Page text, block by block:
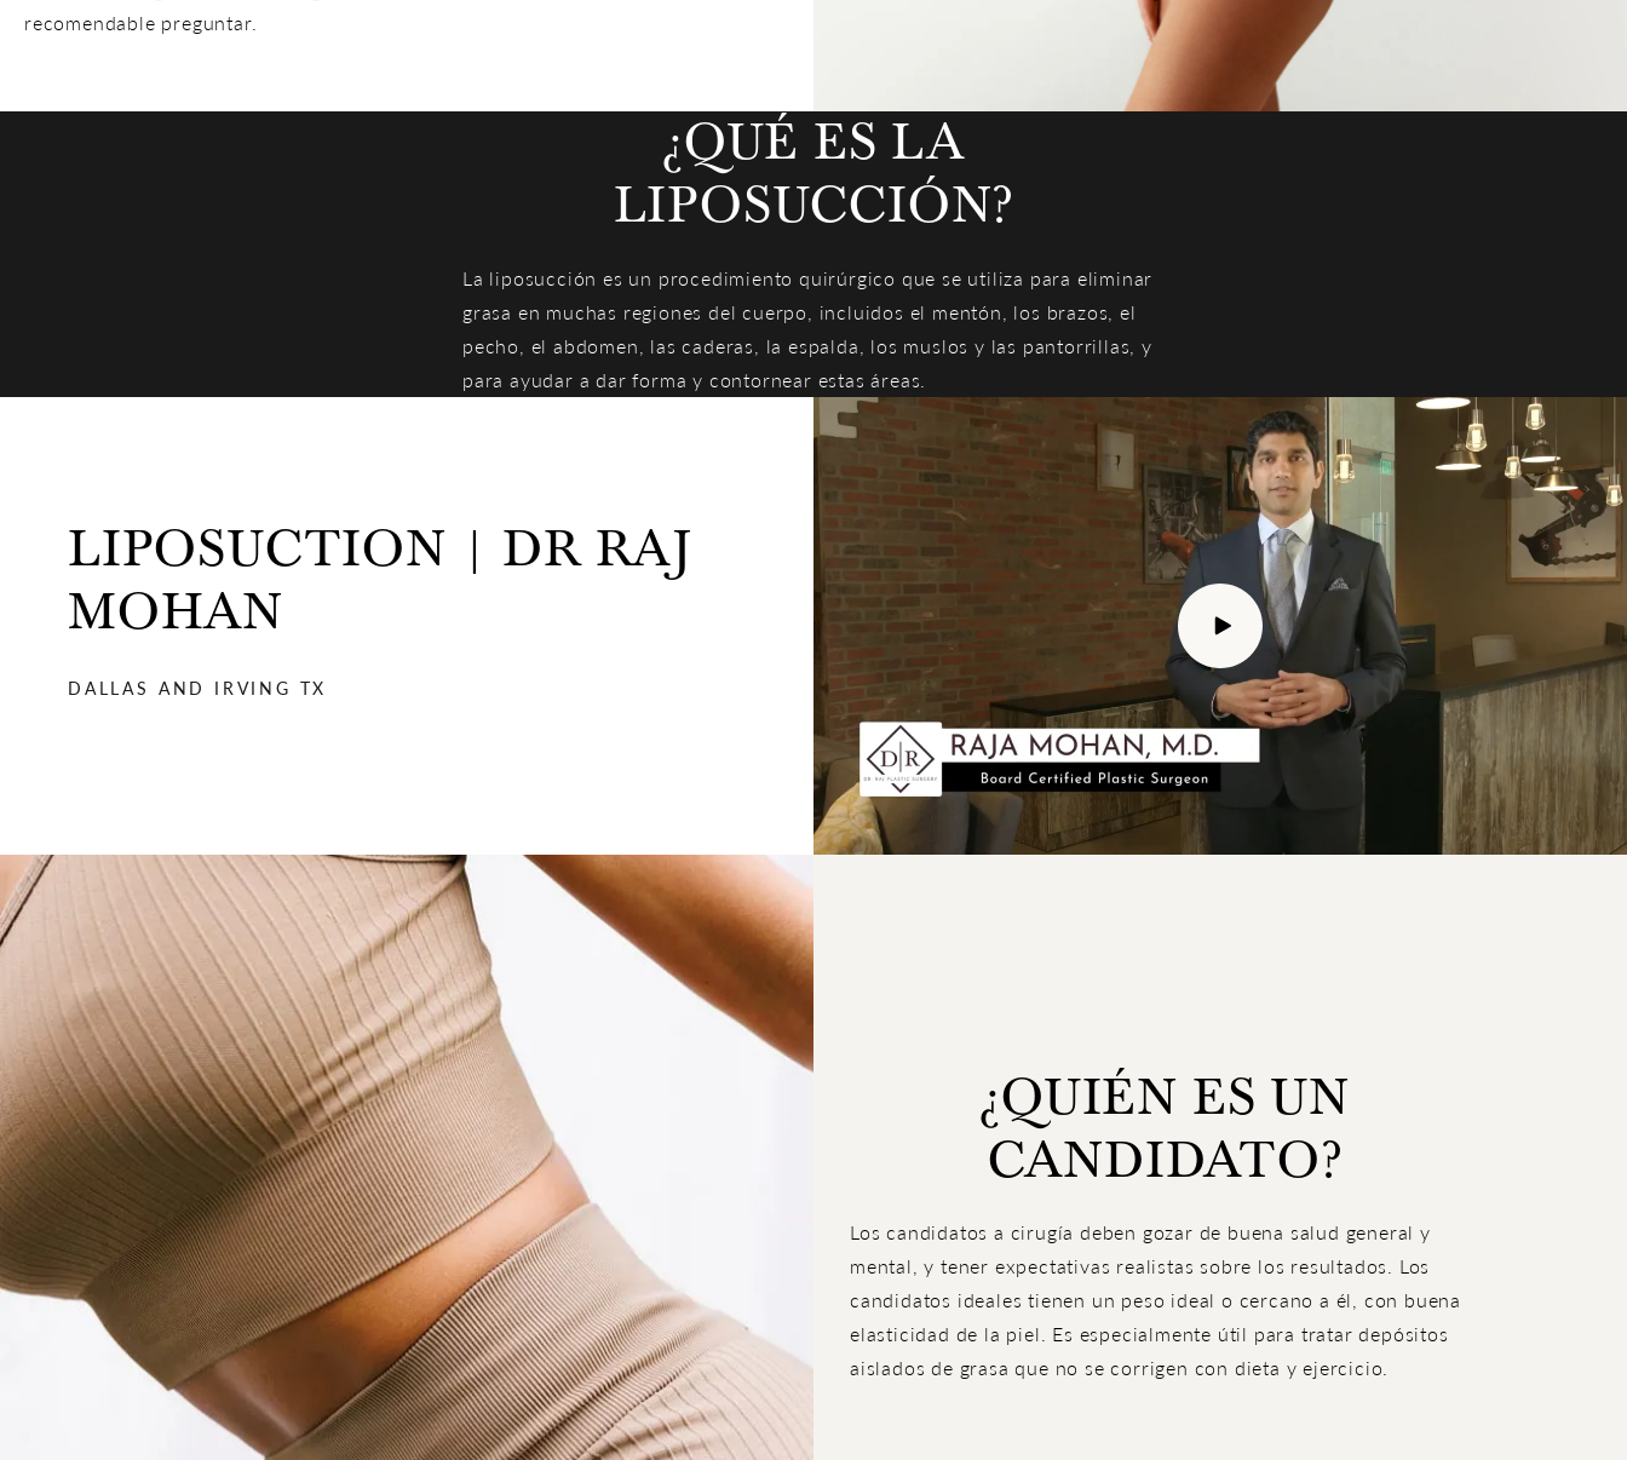
recomendable preguntar.
¿QUÉ ES LA
LIPOSUCCIÓN?
La liposucción es un procedimiento quirúrgico que se utiliza para eliminar
grasa en muchas regiones del cuerpo, incluidos el mentón, los brazos, el
pecho, el abdomen, las caderas, la espalda, los muslos y las pantorrillas, y
para ayudar a dar forma y contornear estas áreas.
LIPOSUCTION | DR RAJ
MOHAN
DALLAS AND IRVING TX
¿QUIÉN ES UN
CANDIDATO?
Los candidatos a cirugía deben gozar de buena salud general y
mental, y tener expectativas realistas sobre los resultados. Los
candidatos ideales tienen un peso ideal o cercano a él, con buena
elasticidad de la piel. Es especialmente útil para tratar depósitos
aislados de grasa que no se corrigen con dieta y ejercicio.